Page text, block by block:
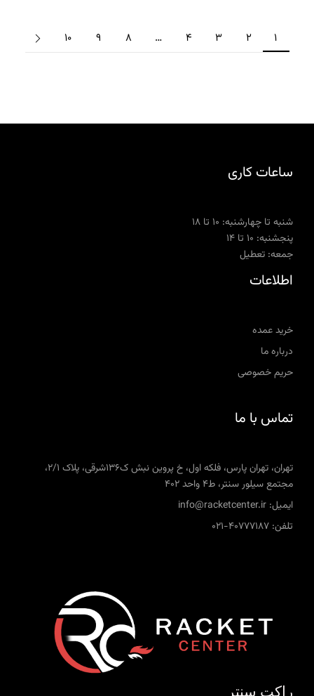
1
2
3
4
…
8
9
10
ساعات کاری
شنبه تا چهارشنبه: ۱۰ تا ۱۸
پنجشنبه: ۱۰ تا ۱۴
جمعه: تعطیل
اطلاعات
خرید عمده
درباره ما
حریم خصوصی
تماس با ما
تهران، تهران پارس، فلکه اول، خ پروین نبش ک136شرقی، پلاک 2/1،
مجتمع سیلور سنتر، ط4 واحد 402
ایمیل: info@racketcenter.ir
تلفن: 40777187-021
راکت سنتر